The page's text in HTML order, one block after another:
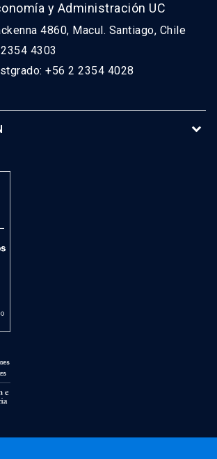
y Administración UC
4860, Macul. Santiago, Chile
4303
+56 2 2354 4028